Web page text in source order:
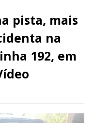
pista, mais
na
192, em